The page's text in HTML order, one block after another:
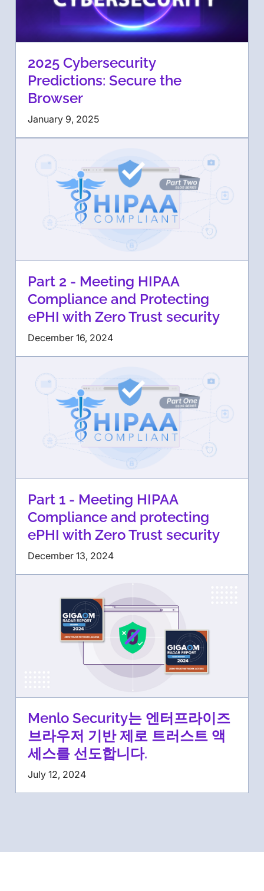
2025 Cybersecurity
Predictions: Secure the
Browser
January 9, 2025
Part 2 - Meeting HIPAA
Compliance and Protecting
ePHI with Zero Trust security
December 16, 2024
Part 1 - Meeting HIPAA
Compliance and protecting
ePHI with Zero Trust security
December 13, 2024
Menlo Security는 엔터프라이즈
브라우저 기반 제로 트러스트 액
세스를 선도합니다.
July 12, 2024